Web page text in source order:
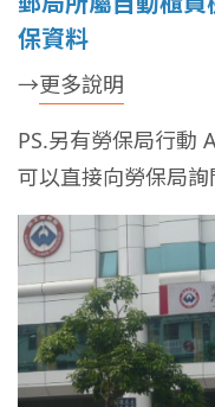
保資料
→更多說明
PS.另有勞保局行動
可以直接向勞保局詢